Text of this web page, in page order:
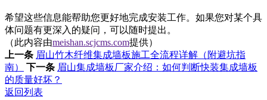
希望这些信息能帮助您更好地完成安装工作。如果您对某个具
体问题有更深入的疑问，可以随时提出。
（此内容由meishan.scjcms.com提供）
上一条 眉山竹木纤维集成墙板施工全流程详解（附避坑指
南）
下一条 眉山集成墙板厂家介绍：如何判断快装集成墙板
的质量好坏？
返回列表